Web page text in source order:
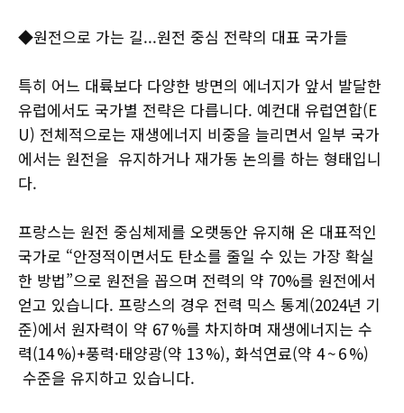
◆원전으로 가는 길...원전 중심 전략의 대표 국가들
특히 어느 대륙보다 다양한 방면의 에너지가 앞서 발달한
유럽에서도 국가별 전략은 다릅니다. 예컨대 유럽연합(E
U) 전체적으로는 재생에너지 비중을 늘리면서 일부 국가
에서는 원전을 유지하거나 재가동 논의를 하는 형태입니
다.
프랑스는 원전 중심체제를 오랫동안 유지해 온 대표적인
국가로 “안정적이면서도 탄소를 줄일 수 있는 가장 확실
한 방법”으로 원전을 꼽으며 전력의 약 70%를 원전에서
얻고 있습니다. 프랑스의 경우 전력 믹스 통계(2024년 기
준)에서 원자력이 약 67 %를 차지하며 재생에너지는 수
력(14 %)+풍력·태양광(약 13 %), 화석연료(약 4 ~ 6 %)
수준을 유지하고 있습니다.